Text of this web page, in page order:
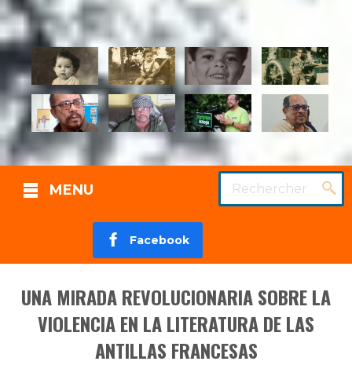
MENU Rechercher
Facebook
UNA MIRADA REVOLUCIONARIA SOBRE LA
VIOLENCIA EN LA LITERATURA DE LAS
ANTILLAS FRANCESAS